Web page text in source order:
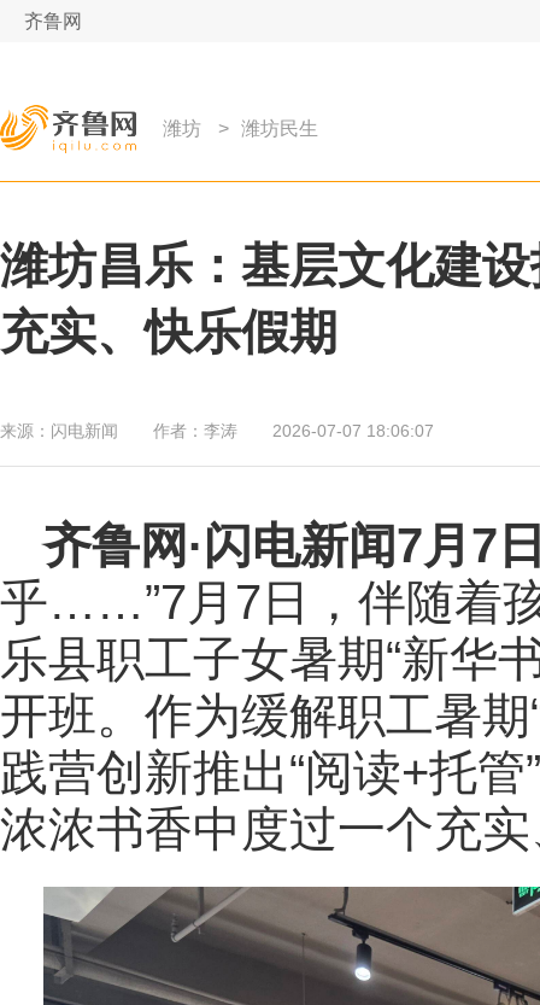
齐鲁网
潍坊 > 潍坊民生
潍坊昌乐：基层文化建
充实、快乐假期
来源： 闪电新闻 作者： 李涛 2026-07-07 18:06:07
齐鲁网 ·闪电新闻7月7
乎……”7月7日，伴随着
乐县职工子女暑期“新华
开班。作为缓解职工暑
践营创新推出“阅读+托
浓浓书香中度过一个充